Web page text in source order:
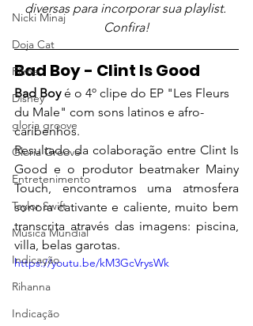
Nicki Minaj
Doja Cat
Filme
Disney
gloria groove
Gloria Groove
Entretenimento
Taylor Swift
Música Mundial
Indicação
Rihanna
Indicação
diversas para incorporar sua playlist.
Confira!
Bad Boy - Clint Is Good
Bad Boy é o 4º clipe do EP "Les Fleurs
du Male" com sons latinos e afro-
caribenhos.
Resultado da colaboração entre Clint Is
Good e o produtor beatmaker Mainy
Touch, encontramos uma atmosfera
sonora cativante e caliente, muito bem
transcrita através das imagens: piscina,
villa, belas garotas.
https://youtu.be/kM3GcVrysWk